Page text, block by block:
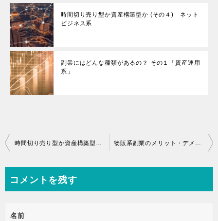
時間切り売り型か資産構築型か (その４) ネット
ビジネス系
副業にはどんな種類があるの？ その１「資産運用
系」
投
ナ
ビ
時間切り売り型か資産構築型か (その５) 最終的には資産構築型 物販系副業のメリット・デメリット
コメントを残す
名前